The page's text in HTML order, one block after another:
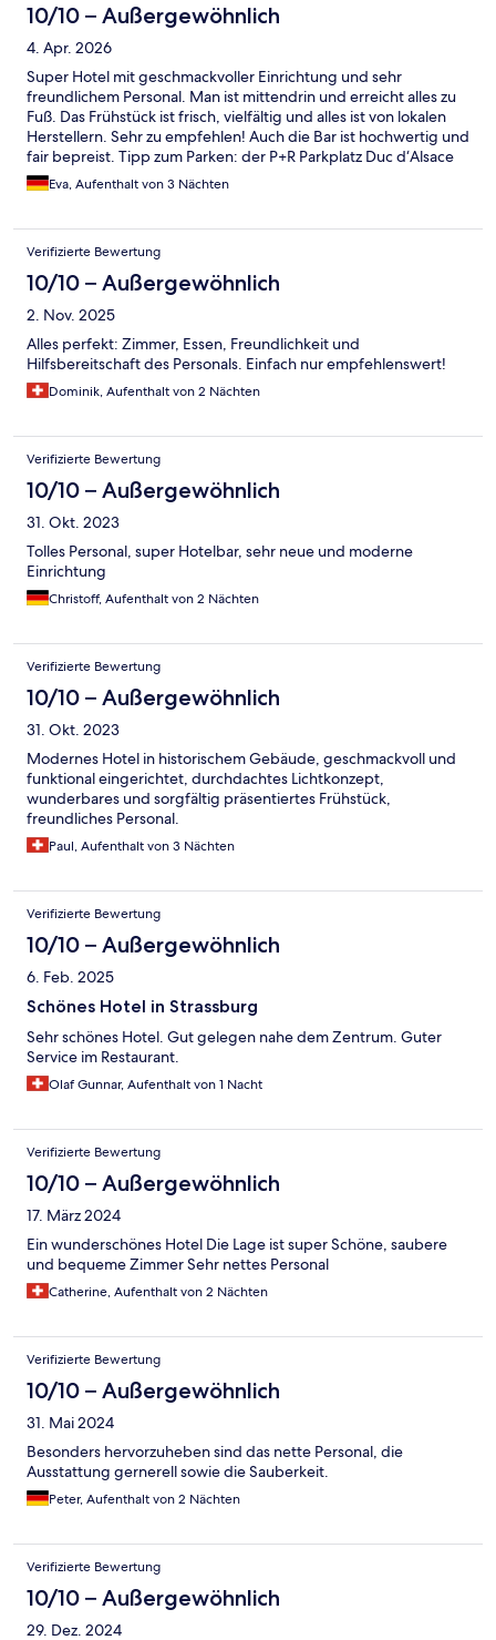
10/10 – Außergewöhnlich
4. Apr. 2026
Super Hotel mit geschmackvoller Einrichtung und sehr
freundlichem Personal. Man ist mittendrin und erreicht alles zu
Fuß. Das Frühstück ist frisch, vielfältig und alles ist von lokalen
Herstellern. Sehr zu empfehlen! Auch die Bar ist hochwertig und
fair bepreist. Tipp zum Parken: der P+R Parkplatz Duc d‘Alsace
inkl. kostenlos Tram-Ticket ist sehr praktisch zu erreichen und
sehr kostengünstig.
Eva, Aufenthalt von 3 Nächten
Verifizierte Bewertung
10/10 – Außergewöhnlich
2. Nov. 2025
Alles perfekt: Zimmer, Essen, Freundlichkeit und
Hilfsbereitschaft des Personals. Einfach nur empfehlenswert!
Dominik, Aufenthalt von 2 Nächten
Verifizierte Bewertung
10/10 – Außergewöhnlich
31. Okt. 2023
Tolles Personal, super Hotelbar, sehr neue und moderne
Einrichtung
Christoff, Aufenthalt von 2 Nächten
Verifizierte Bewertung
10/10 – Außergewöhnlich
31. Okt. 2023
Modernes Hotel in historischem Gebäude, geschmackvoll und
funktional eingerichtet, durchdachtes Lichtkonzept,
wunderbares und sorgfältig präsentiertes Frühstück,
freundliches Personal.
Paul, Aufenthalt von 3 Nächten
Verifizierte Bewertung
10/10 – Außergewöhnlich
6. Feb. 2025
Schönes Hotel in Strassburg
Sehr schönes Hotel. Gut gelegen nahe dem Zentrum. Guter
Service im Restaurant.
Olaf Gunnar, Aufenthalt von 1 Nacht
Verifizierte Bewertung
10/10 – Außergewöhnlich
17. März 2024
Ein wunderschönes Hotel Die Lage ist super Schöne, saubere
und bequeme Zimmer Sehr nettes Personal
Catherine, Aufenthalt von 2 Nächten
Verifizierte Bewertung
10/10 – Außergewöhnlich
31. Mai 2024
Besonders hervorzuheben sind das nette Personal, die
Ausstattung gernerell sowie die Sauberkeit.
Peter, Aufenthalt von 2 Nächten
Verifizierte Bewertung
10/10 – Außergewöhnlich
29. Dez. 2024